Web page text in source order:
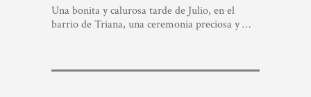
Una bonita y calurosa tarde de Julio, en el
barrio de Triana, una ceremonia preciosa y…